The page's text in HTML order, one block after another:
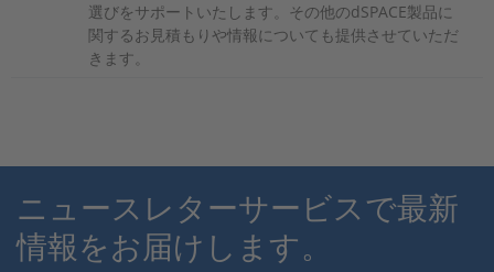
選びをサポートいたします。その他のdSPACE製品に
関するお見積もりや情報についても提供させていただ
きます。
ニュースレターサービスで最新
情報をお届けします。